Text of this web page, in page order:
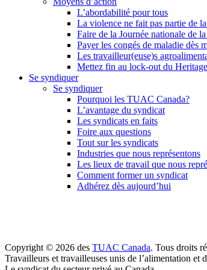
L’abordabilité pour tous
La violence ne fait pas partie de
Faire de la Journée nationale de
Payer les congés de maladie dès
Les travailleur(euse)s
Mettez fin au lock-out du
Se syndiquer
Se syndiquer
Pourquoi les TUAC Canada?
L’avantage du syndicat
Les syndicats en faits
Foire aux questions
Tout sur les syndicats
Industries que nous représentons
Les lieux de travail que nous
Comment former un syndicat
Adhérez dès aujourd’hui
Copyright © 2026 des TUAC Canada. Tous droits
Travailleurs et travailleuses unis de l’alimentation et